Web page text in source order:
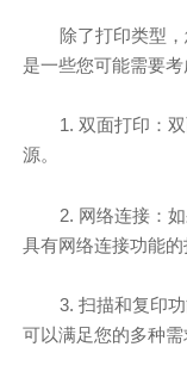
除了打印类型
是一些您可能需要考
1. 双面打印：
源。
2. 网络连接：
具有网络连接功能的
3. 扫描和复印
可以满足您的多种需